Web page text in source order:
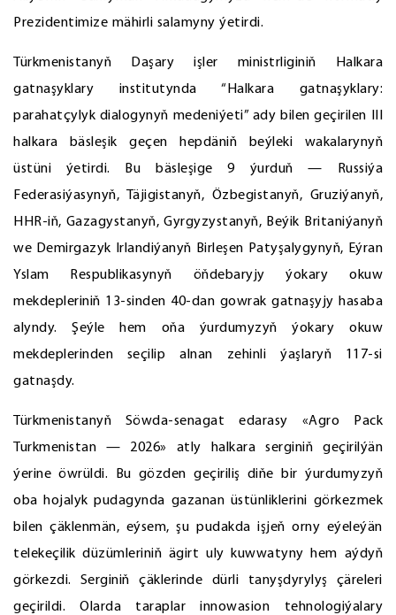
Prezidentimize mähirli salamyny ýetirdi.
Türkmenistanyň Daşary işler ministrliginiň Halkara
gatnaşyklary institutynda “Halkara gatnaşyklary:
parahatçylyk dialogynyň medeniýeti” ady bilen geçirilen III
halkara bäsleşik geçen hepdäniň beýleki wakalarynyň
üstüni ýetirdi. Bu bäsleşige 9 ýurduň — Russiýa
Federasiýasynyň, Täjigistanyň, Özbegistanyň, Gruziýanyň,
HHR-iň, Gazagystanyň, Gyrgyzystanyň, Beýik Britaniýanyň
we Demirgazyk Irlandiýanyň Birleşen Patyşalygynyň, Eýran
Yslam Respublikasynyň öňdebaryjy ýokary okuw
mekdepleriniň 13-sinden 40-dan gowrak gatnaşyjy hasaba
alyndy. Şeýle hem oňa ýurdumyzyň ýokary okuw
mekdeplerinden seçilip alnan zehinli ýaşlaryň 117-si
gatnaşdy.
Türkmenistanyň Söwda-senagat edarasy «Agro Pack
Turkmenistan — 2026» atly halkara serginiň geçirilýän
ýerine öwrüldi. Bu gözden geçiriliş diňe bir ýurdumyzyň
oba hojalyk pudagynda gazanan üstünliklerini görkezmek
bilen çäklenmän, eýsem, şu pudakda işjeň orny eýeleýän
telekeçilik düzümleriniň ägirt uly kuwwatyny hem aýdyň
görkezdi. Serginiň çäklerinde dürli tanyşdyrylyş çäreleri
geçirildi. Olarda taraplar innowasion tehnologiýalary